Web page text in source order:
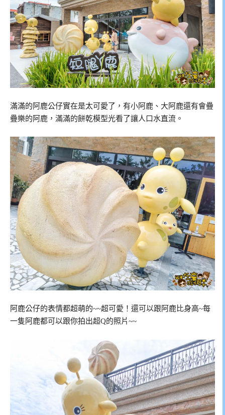
滿滿的阿鹿公仔實在是太可愛了，有小阿鹿、大阿鹿還有會疊
疊樂的阿鹿，滿滿的餅乾模型光看了讓人口水直流。
阿鹿公仔的表情都超萌的~~超可愛！還可以跟阿鹿比身高~每
一隻阿鹿都可以跟你拍出超Q的照片~~